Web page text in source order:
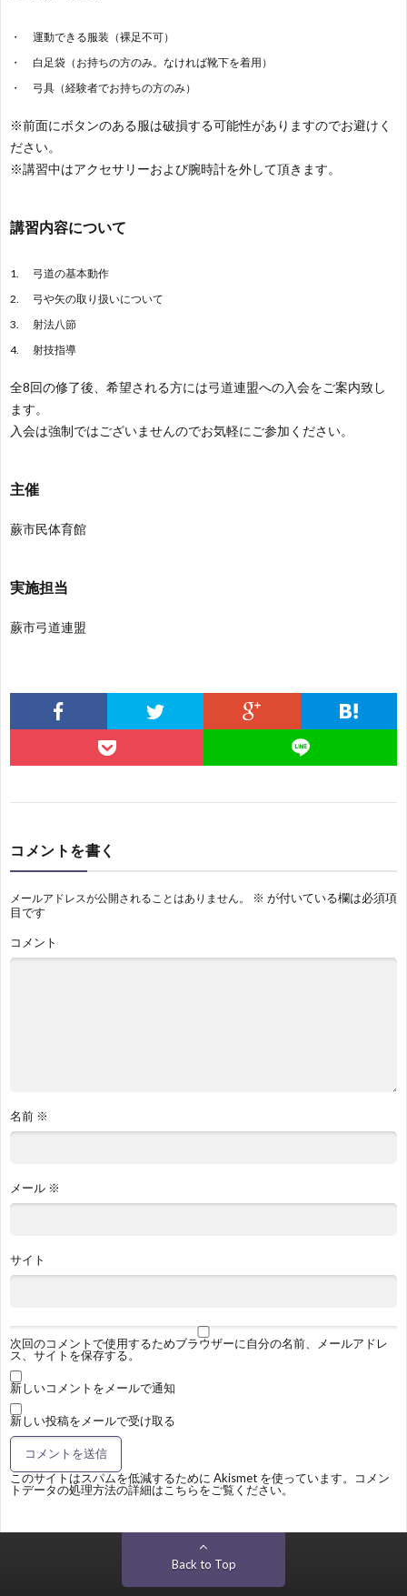
運動できる服装（裸足不可）
白足袋（お持ちの方のみ。なければ靴下を着用）
弓具（経験者でお持ちの方のみ）
※前面にボタンのある服は破損する可能性がありますのでお避けく
ださい。
※講習中はアクセサリーおよび腕時計を外して頂きます。
講習内容について
弓道の基本動作
弓や矢の取り扱いについて
射法八節
射技指導
全8回の修了後、希望される方には弓道連盟への入会をご案内致し
ます。
入会は強制ではございませんのでお気軽にご参加ください。
主催
蕨市民体育館
実施担当
蕨市弓道連盟
コメントを書く
メールアドレスが公開されることはありません。 ※ が付いている欄は必須項
目です
コメント
名前 ※
メール ※
サイト
次回のコメントで使用するためブラウザーに自分の名前、メールアドレ
ス、サイトを保存する。
新しいコメントをメールで通知
新しい投稿をメールで受け取る
このサイトはスパムを低減するために Akismet を使っています。
コメン
トデータの処理方法の詳細はこちらをご覧ください。
Back to Top